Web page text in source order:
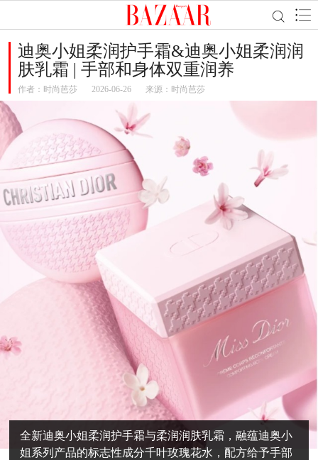
迪奥小姐柔润护手霜&迪奥小姐柔润润
肤乳霜 | 手部和身体双重润养
作者： 时尚芭莎 2026-06-26 来源：时尚芭莎
全新迪奥小姐柔润护手霜与柔润润肤乳霜，融蕴迪奥小
姐系列产品的标志性成分千叶玫瑰花水，配方给予手部